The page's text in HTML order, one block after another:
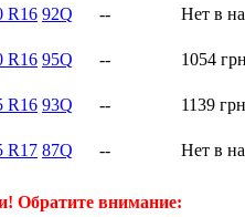
R16 92Q -- Нет в
R16 95Q -- 1054 грн
R16 93Q -- 1139 грн
R17 87Q -- Нет в
Обратите внимание: